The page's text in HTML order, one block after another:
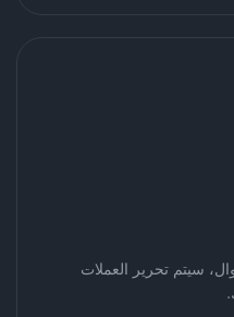
سيتم تحرير العملات